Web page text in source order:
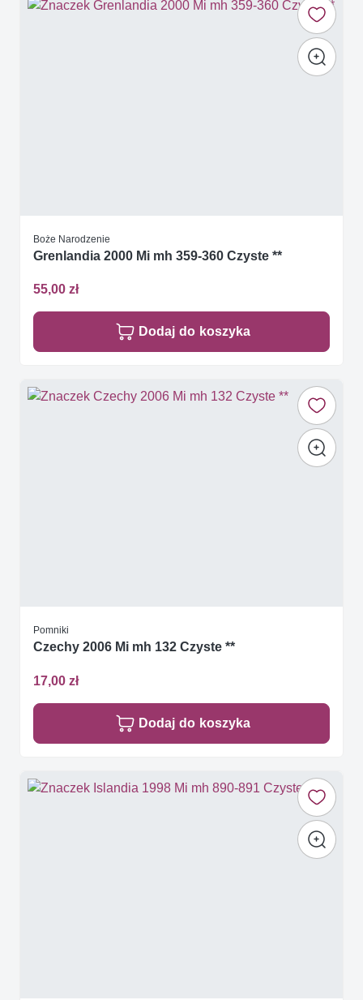
Boże Narodzenie
Grenlandia 2000 Mi mh 359-360 Czyste **
55,00 zł
Dodaj do koszyka
Pomniki
Czechy 2006 Mi mh 132 Czyste **
17,00 zł
Dodaj do koszyka